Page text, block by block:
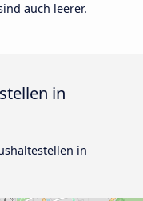
auch leerer.
in
in